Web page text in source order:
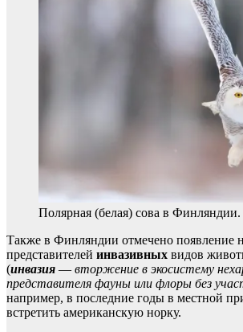
Полярная (белая) сова в
Также в Финляндии отмечено появление
представителей инвазивных видов
(инвазия — вторжение в экосистему
представителя фауны или флоры без
например, в последние годы в местной
встретить американскую норку.